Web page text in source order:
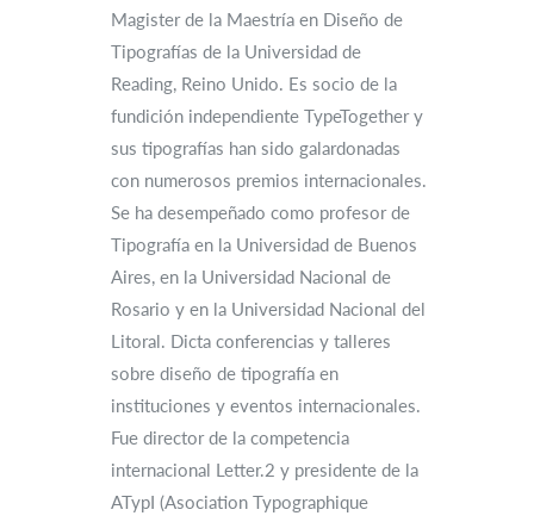
Magister de la Maestría en Diseño de
Tipografías de la Universidad de
Reading, Reino Unido. Es socio de la
fundición independiente TypeTogether y
sus tipografías han sido galardonadas
con numerosos premios internacionales.
Se ha desempeñado como profesor de
Tipografía en la Universidad de Buenos
Aires, en la Universidad Nacional de
Rosario y en la Universidad Nacional del
Litoral. Dicta conferencias y talleres
sobre diseño de tipografía en
instituciones y eventos internacionales.
Fue director de la competencia
internacional Letter.2 y presidente de la
ATypI (Asociation Typographique